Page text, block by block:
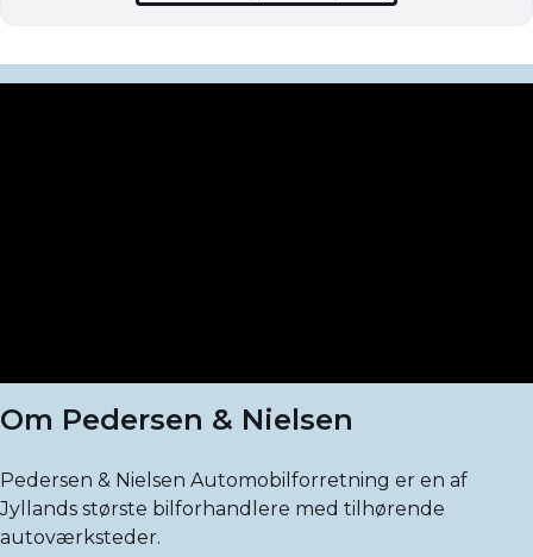
Om Pedersen & Nielsen
Pedersen & Nielsen Automobilforretning er en af
Jyllands største bilforhandlere med tilhørende
autoværksteder.